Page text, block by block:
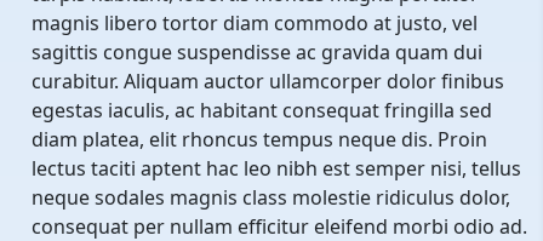
magnis libero tortor diam commodo at justo, vel
sagittis congue suspendisse ac gravida quam dui
curabitur. Aliquam auctor ullamcorper dolor finibus
egestas iaculis, ac habitant consequat fringilla sed
diam platea, elit rhoncus tempus neque dis. Proin
lectus taciti aptent hac leo nibh est semper nisi, tellus
neque sodales magnis class molestie ridiculus dolor,
consequat per nullam efficitur eleifend morbi odio ad.